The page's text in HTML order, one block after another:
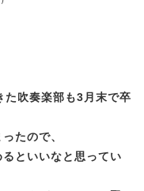
吹奏楽部も3月末で卒
たので、
といいなと思ってい